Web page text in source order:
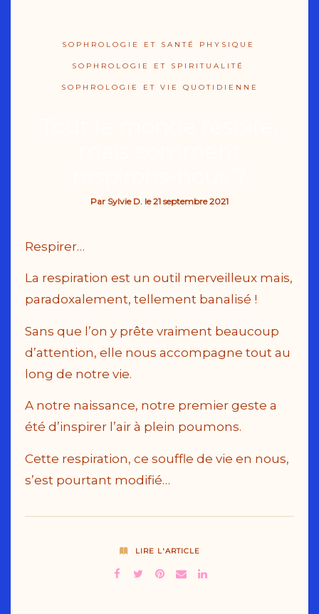
SOPHROLOGIE ET SANTÉ PHYSIQUE
SOPHROLOGIE ET SPIRITUALITÉ
SOPHROLOGIE ET VIE QUOTIDIENNE
Par Sylvie D. le21 septembre 2021
Respirer…
La respiration est un outil merveilleux mais,
paradoxalement, tellement banalisé !
Sans que l’on y prête vraiment beaucoup
d’attention, elle nous accompagne tout au
long de notre vie.
A notre naissance, notre premier geste a
été d’inspirer l’air à plein poumons.
Cette respiration, ce souffle de vie en nous,
s’est pourtant modifié…
LIRE L'ARTICLE